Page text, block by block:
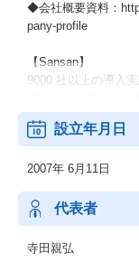
◆会社概要資料：
pany-profile
【Sansan】
9000 社以上の導入
顧客管理・営業管理
上高や従業員数など
す。営業・マーケテ
ビスです。
【Bill One】
紙の請求書、PDFの
設立年月日
2007年 6月11日
代表者
寺田親弘